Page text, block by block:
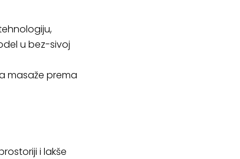
u bez-sivoj
masaže prema
i lakše